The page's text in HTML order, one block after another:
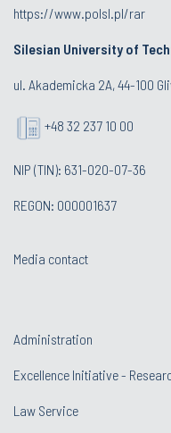
https://www.polsl.pl/rar
Silesian University of
ul. Akademicka 2A, 44-100
+48 32 237 10 00
NIP (TIN): 631-020-07-36
REGON: 000001637
Media contact
Administration
Excellence Initiative -
Law Service